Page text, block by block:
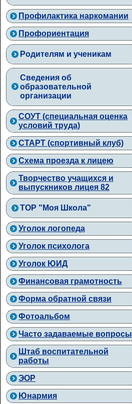
Профилактика наркомании
Профориентация
Родителям и ученикам
Сведения об
образовательной
организации
СОУТ (специальная оценка
условий труда)
СТАРТ (спортивный клуб)
Схема проезда к лицею
Творчество учащихся и
выпускников лицея 82
ТОР "Моя Школа"
Уголок логопеда
Уголок психолога
Уголок ЮИД
Финансовая грамотность
Форма обратной связи
Фотоальбом
Часто задаваемые вопросы
Штаб воспитательной
работы
ЭОР
Юнармия